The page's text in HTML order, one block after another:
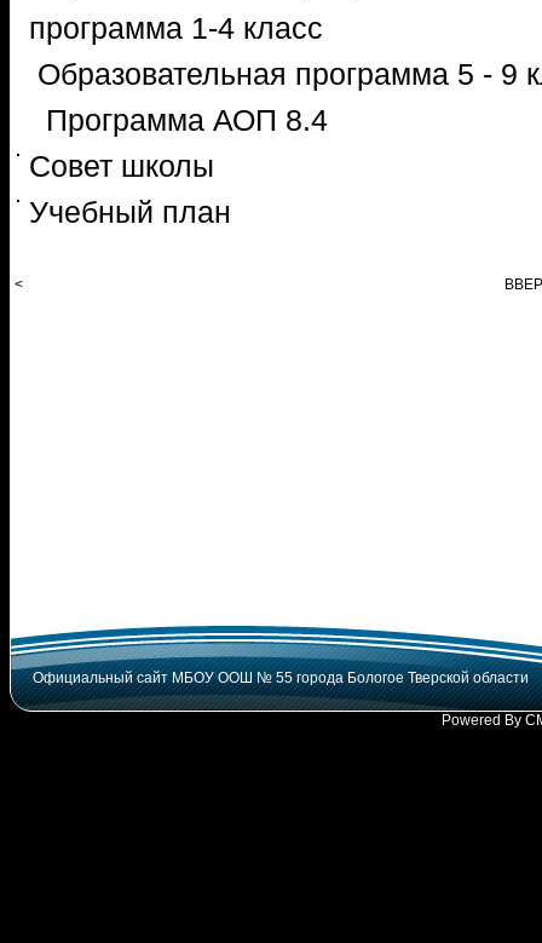
программа 1-
Образовательная
Программа АОП 8.4
Совет школы
Учебный план
<
Официальный сайт МБОУ ООШ № 55 города Бологое Тверской области
Powered By